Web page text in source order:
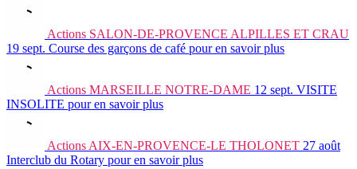
Actions SALON-DE-PROVENCE ALPILLES ET CRAU
19 sept. Course des garçons de café pour en savoir plus
Actions MARSEILLE NOTRE-DAME 12 sept. VISITE
INSOLITE pour en savoir plus
Actions AIX-EN-PROVENCE-LE THOLONET 27 août
Interclub du Rotary pour en savoir plus